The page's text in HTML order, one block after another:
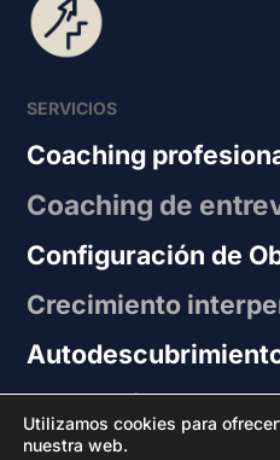
SERVICIOS
Coaching
Coaching de
Configuración de
Crecimiento
Estrategias
Utilizamos cookies para
nuestra web.